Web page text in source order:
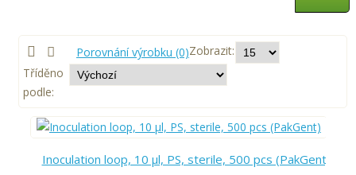
Porovnání výrobku (0)Zobrazit:
Tříděno
podle:
Inoculation loop, 10 μl, PS, sterile, 500 pcs (PakGent)